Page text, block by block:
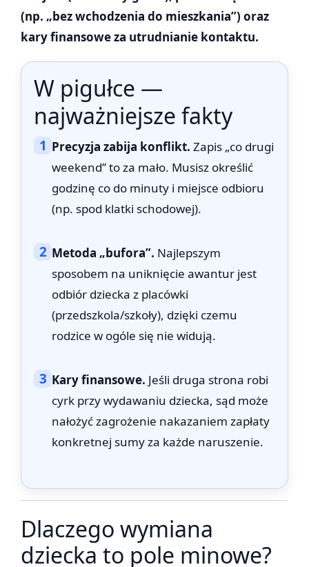
(np. „bez wchodzenia do mieszkania”) oraz
kary finansowe za utrudnianie kontaktu.
W pigułce —
najważniejsze fakty
1 Precyzja zabija konflikt. Zapis „co drugi
weekend” to za mało. Musisz określić
godzinę co do minuty i miejsce odbioru
(np. spod klatki schodowej).
2 Metoda „bufora”. Najlepszym
sposobem na uniknięcie awantur jest
odbiór dziecka z placówki
(przedszkola/szkoły), dzięki czemu
rodzice w ogóle się nie widują.
3 Kary finansowe. Jeśli druga strona robi
cyrk przy wydawaniu dziecka, sąd może
nałożyć zagrożenie nakazaniem zapłaty
konkretnej sumy za każde naruszenie.
Dlaczego wymiana
dziecka to pole minowe?